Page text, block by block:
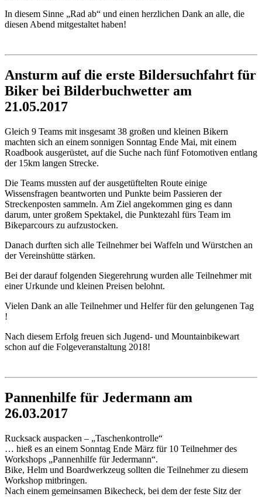
In diesem Sinne „Rad ab“ und einen herzlichen Dank an alle, die
diesen Abend mitgestaltet haben!
Ansturm auf die erste Bildersuchfahrt für
Biker bei Bilderbuchwetter am
21.05.2017
Gleich 9 Teams mit insgesamt 38 großen und kleinen Bikern
machten sich an einem sonnigen Sonntag Ende Mai, mit einem
Roadbook ausgerüstet, auf die Suche nach fünf Fotomotiven entlang
der 15km langen Strecke.
Die Teams mussten auf der ausgetüftelten Route einige
Wissensfragen beantworten und Punkte beim Passieren der
Streckenposten sammeln. Am Ziel angekommen ging es dann
darum, unter großem Spektakel, die Punktezahl fürs Team im
Bikeparcours zu aufzustocken.
Danach durften sich alle Teilnehmer bei Waffeln und Würstchen an
der Vereinshütte stärken.
Bei der darauf folgenden Siegerehrung wurden alle Teilnehmer mit
einer Urkunde und kleinen Preisen belohnt.
Vielen Dank an alle Teilnehmer und Helfer für den gelungenen Tag
!
Nach diesem Erfolg freuen sich Jugend- und Mountainbikewart
schon auf die Folgeveranstaltung 2018!
Pannenhilfe für Jedermann am
26.03.2017
Rucksack auspacken – „Taschenkontrolle“
… hieß es an einem Sonntag Ende März für 10 Teilnehmer des
Workshops „Pannenhilfe für Jedermann“.
Bike, Helm und Boardwerkzeug sollten die Teilnehmer zu diesem
Workshop mitbringen.
Nach einem gemeinsamen Bikecheck, bei dem der feste Sitz der